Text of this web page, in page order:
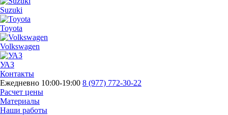
Suzuki
Toyota
Volkswagen
УАЗ
Контакты
Ежедневно 10:00-19:00 8 (977) 772-30-22
Расчет цены
Материалы
Наши работы